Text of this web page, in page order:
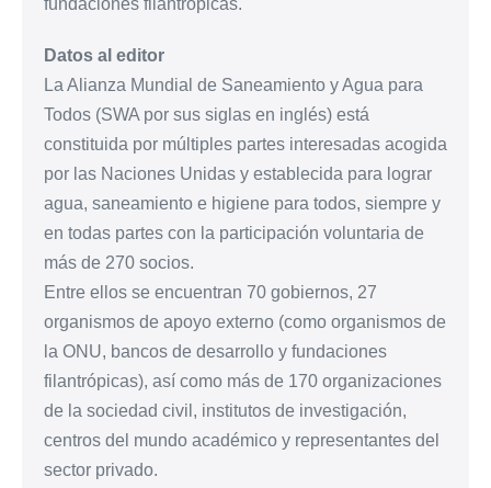
Datos al editor
La Alianza Mundial de Saneamiento y Agua para
Todos (SWA por sus siglas en inglés) está
constituida por múltiples partes interesadas acogida
por las Naciones Unidas y establecida para lograr
agua, saneamiento e higiene para todos, siempre y
en todas partes con la participación voluntaria de
más de 270 socios.
Entre ellos se encuentran 70 gobiernos, 27
organismos de apoyo externo (como organismos de
la ONU, bancos de desarrollo y fundaciones
filantrópicas), así como más de 170 organizaciones
de la sociedad civil, institutos de investigación,
centros del mundo académico y representantes del
sector privado.